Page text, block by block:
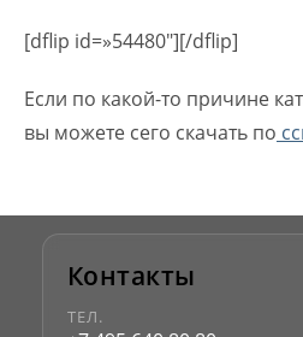
[dflip id=»54480″][/dflip]
Если по какой-то причине
вы можете сего скачать по
Контакты
ТЕЛ.